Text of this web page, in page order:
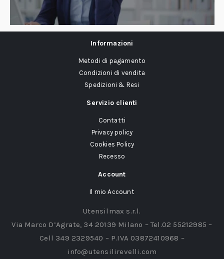
Informazioni
Metodi di pagamento
Condizioni di vendita
Spedizioni & Resi
Servizio clienti
Contatti
Privacy policy
Cookies Policy
Recesso
Account
Il mio Account
Utensilmax s.r.l.
Via Marco D’Agrate, 34 20139 Milano – Tel.02 55212985 –
Cell 349 2329540 – P.IVA 03872410968 –
info@utensilirevelli.com